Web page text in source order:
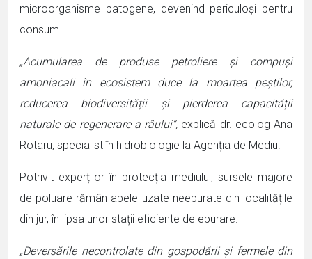
microorganisme patogene, devenind periculoși pentru
consum.
„Acumularea de produse petroliere și compuși
amoniacali în ecosistem duce la moartea peștilor,
reducerea biodiversității și pierderea capacității
naturale de regenerare a râului”, explică dr. ecolog Ana
Rotaru, specialist în hidrobiologie la Agenția de Mediu.
Potrivit experților în protecția mediului, sursele majore
de poluare rămân apele uzate neepurate din localitățile
din jur, în lipsa unor stații eficiente de epurare.
„Deversările necontrolate din gospodării și fermele din